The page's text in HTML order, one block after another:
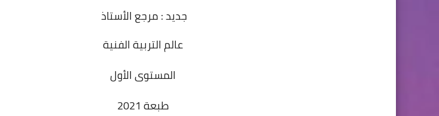
جديد : مرجع الأستاذ
عالم التربية الفنية
المستوى الأول
طبعة 2021